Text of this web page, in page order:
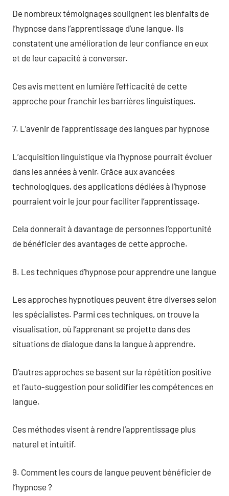
De nombreux témoignages soulignent les bienfaits de
l’hypnose dans l’apprentissage d’une langue. Ils
constatent une amélioration de leur confiance en eux
et de leur capacité à converser.
Ces avis mettent en lumière l’efficacité de cette
approche pour franchir les barrières linguistiques.
7. L’avenir de l’apprentissage des langues par hypnose
L’acquisition linguistique via l’hypnose pourrait évoluer
dans les années à venir. Grâce aux avancées
technologiques, des applications dédiées à l’hypnose
pourraient voir le jour pour faciliter l’apprentissage.
Cela donnerait à davantage de personnes l’opportunité
de bénéficier des avantages de cette approche.
8. Les techniques d’hypnose pour apprendre une langue
Les approches hypnotiques peuvent être diverses selon
les spécialistes. Parmi ces techniques, on trouve la
visualisation, où l’apprenant se projette dans des
situations de dialogue dans la langue à apprendre.
D’autres approches se basent sur la répétition positive
et l’auto-suggestion pour solidifier les compétences en
langue.
Ces méthodes visent à rendre l’apprentissage plus
naturel et intuitif.
9. Comment les cours de langue peuvent bénéficier de
l’hypnose ?